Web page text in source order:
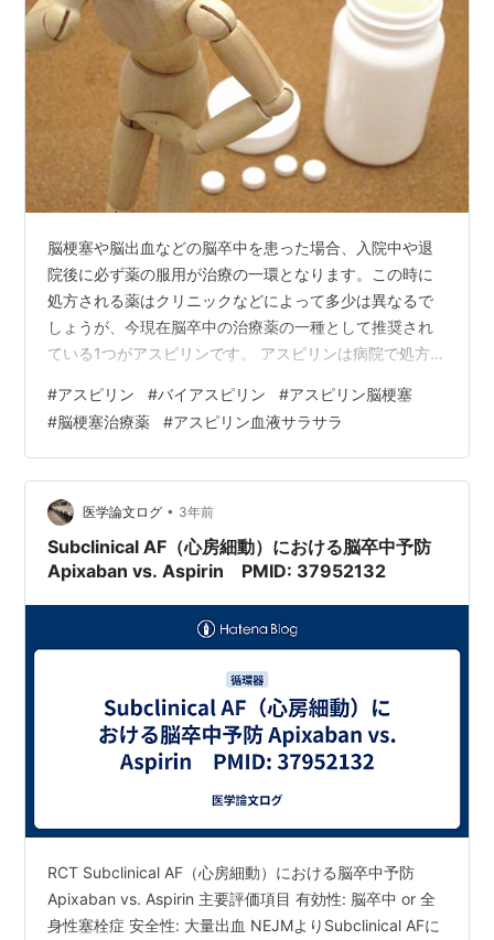
脳梗塞や脳出血などの脳卒中を患った場合、入院中や退
院後に必ず薬の服用が治療の一環となります。この時に
処方される薬はクリニックなどによって多少は異なるで
しょうが、今現在脳卒中の治療薬の一種として推奨され
ている1つがアスピリンです。 アスピリンは病院で処方さ
す。 一時期、アスピリンが血栓を溶かすという間違った
情報が流れた事もありましたが、ドラッグストアなどで
市販されている解熱鎮痛効果のあるアスピリンと病院で
脳梗塞の治療薬として処方されるアスピリンは剤形や使
用目的、用法・用量も違います。 今回は、医師から処方
される脳疾患治療薬としてのアスピリンについて…
#アスピリン #バイアスピリン #アスピリン脳梗塞
#脳梗塞治療薬 #アスピリン血液サラサラ
医学論文ログ • 3年前
Subclinical AF（心房細動）における脳卒中予防
Apixaban vs. Aspirin PMID: 37952132
RCT Subclinical AF（心房細動）における脳卒中予防
Apixaban vs. Aspirin 主要評価項目 有効性: 脳卒中 or 全
身性塞栓症 安全性: 大量出血 NEJMよりSubclinical AFに